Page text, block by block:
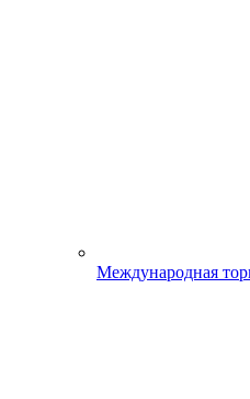
Международная